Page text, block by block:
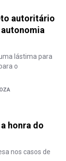
autoritário
lástima para
o
honra do
nos casos de